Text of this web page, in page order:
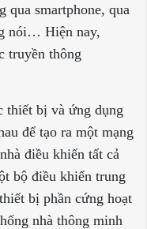
qua smartphone, qua
nói… Hiện nay,
truyền thông
thiết bị và ứng dụng
để tạo ra một mạng
điều khiển tất cả
bộ điều khiển trung
bị phần cứng hoạt
nhà thông minh